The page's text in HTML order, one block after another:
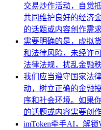
交易炒作活动，自觉
共同维护良好的经济
的话题或内容创作需
需要明确的是，虚拟
和法律风险，未经许
法律法规，扰乱金融
我们应当遵守国家法
动，树立正确的金融
序和社会环境。如果
的话题或内容需要创
imToken牵手AI，解